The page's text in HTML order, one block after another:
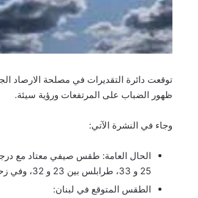
توقعت دائرة التقديرات في مصلحة الارصاد
ظهور الضباب على المرتفعات ورؤية سيئة.
وجاء في النشرة الآتي:
الحال العامة: طقس صيفي معتاد مع
25 و 33، طرابلس بين 23 و 32، وفي زحلة بين 18 و 35 درجة .
الطقس المتوقع في لبنان: